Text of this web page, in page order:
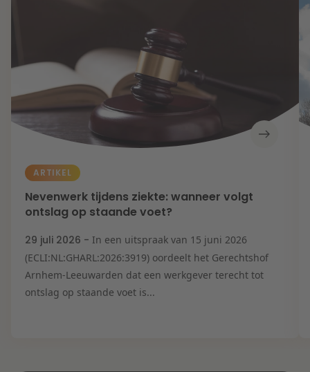
ARTIKEL
Nevenwerk tijdens ziekte: wanneer volgt
ontslag op staande voet?
29 juli 2026 - In een uitspraak van 15 juni 2026
(ECLI:NL:GHARL:2026:3919) oordeelt het Gerechtshof
Arnhem-Leeuwarden dat een werkgever terecht tot
ontslag op staande voet is...